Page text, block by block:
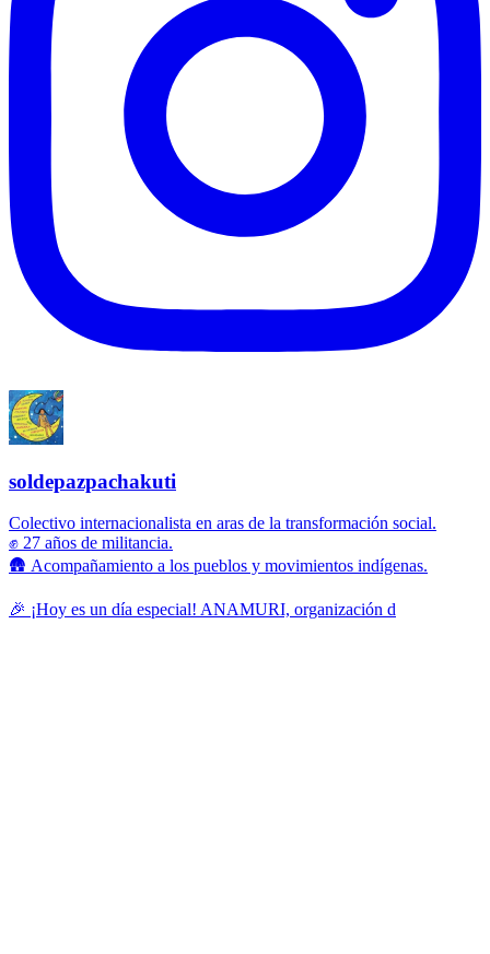
soldepazpachakuti
Colectivo internacionalista en aras de la transformación social.
✊ 27 años de militancia.
🛖 Acompañamiento a los pueblos y movimientos indígenas.
🎉 ¡Hoy es un día especial! ANAMURI, organización d